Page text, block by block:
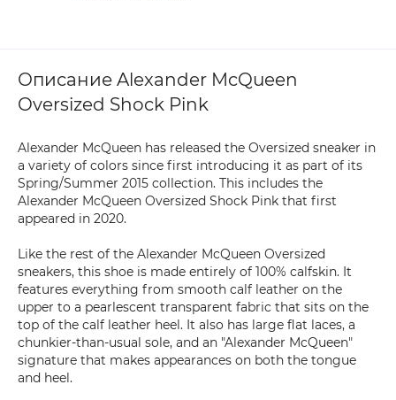
Описание Alexander McQueen
Oversized Shock Pink
Alexander McQueen has released the Oversized sneaker in
a variety of colors since first introducing it as part of its
Spring/Summer 2015 collection. This includes the
Alexander McQueen Oversized Shock Pink that first
appeared in 2020.
Like the rest of the Alexander McQueen Oversized
sneakers, this shoe is made entirely of 100% calfskin. It
features everything from smooth calf leather on the
upper to a pearlescent transparent fabric that sits on the
top of the calf leather heel. It also has large flat laces, a
chunkier-than-usual sole, and an "Alexander McQueen"
signature that makes appearances on both the tongue
and heel.